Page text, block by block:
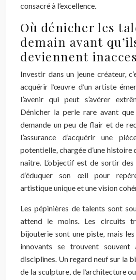
consacré à l’excellence.
Où dénicher les
demain avant
deviennent
Investir dans un jeune créateur,
acquérir l’œuvre d’un artiste
l’avenir qui peut s’avérer
Dénicher la perle rare avant que
demande un peu de flair et de
l’assurance d’acquérir une
potentielle, chargée d’une histoire
naître. L’objectif est de sortir
d’éduquer son œil pour
artistique unique et une vision
Les pépinières de talents sont
attend le moins. Les circuits
bijouterie sont une piste, mais
innovants se trouvent
disciplines. Un regard neuf sur la
de la sculpture, de l’architecture